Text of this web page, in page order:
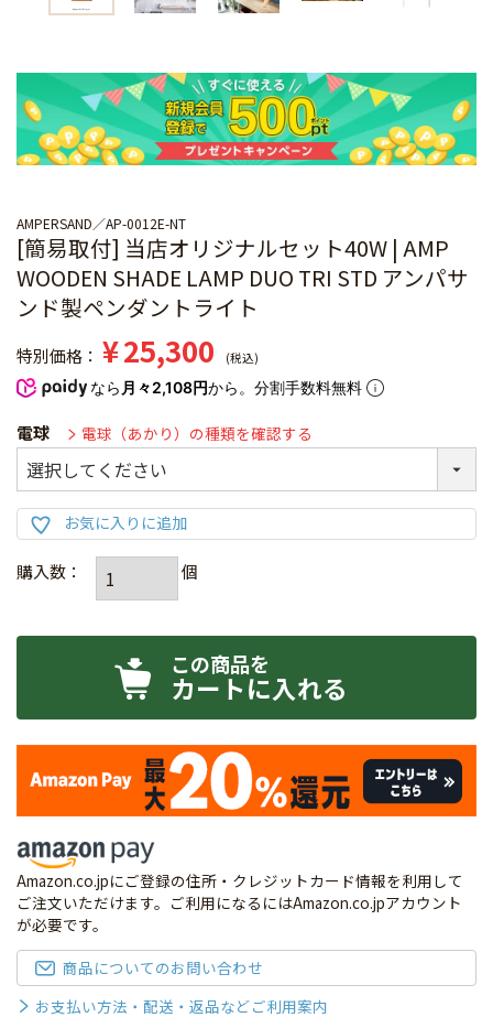
AMPERSAND AP-0012E-NT
[簡易取付] 当店オリジナルセット40W | AMP
WOODEN SHADE LAMP DUO TRI STD アンパサ
ンド製ペンダントライト
特別価格 ¥25,300 税込
なら 月々2,108円から。分割手数料無料
電球 電球（あかり）の種類を確認する
カートに入れる
Amazon.co.jpにご登録の住所・クレジットカード情報を利用して
ご注文いただけます。ご利用になるにはAmazon.co.jpアカウント
が必要です。
商品についてのお問い合わせ
お支払い方法・配送・返品などご利用案内